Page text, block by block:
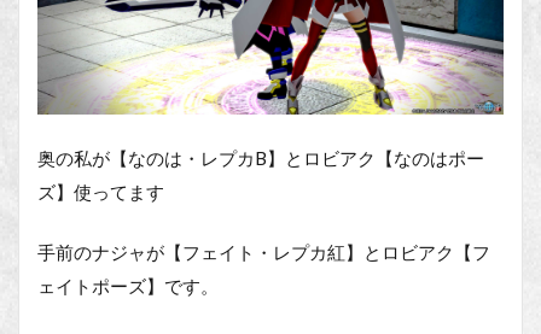
奥の私が【なのは・レプカB】とロビアク【なのはポー
ズ】使ってます
手前のナジャが【フェイト・レプカ紅】とロビアク【フ
ェイトポーズ】です。